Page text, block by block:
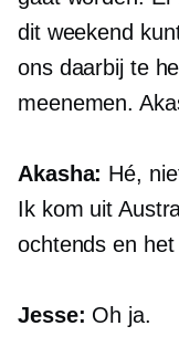
dit weekend
ons daarbij te
meenemen.
Akasha: Hé,
Ik kom uit
ochtends en
Jesse: Oh ja.